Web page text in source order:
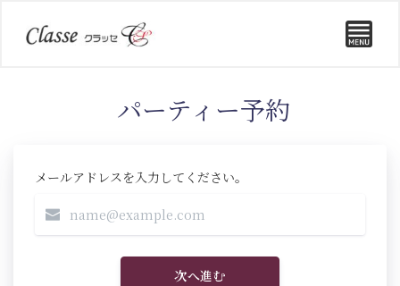
パーティー予約
メールアドレスを入力してください。
次へ進む